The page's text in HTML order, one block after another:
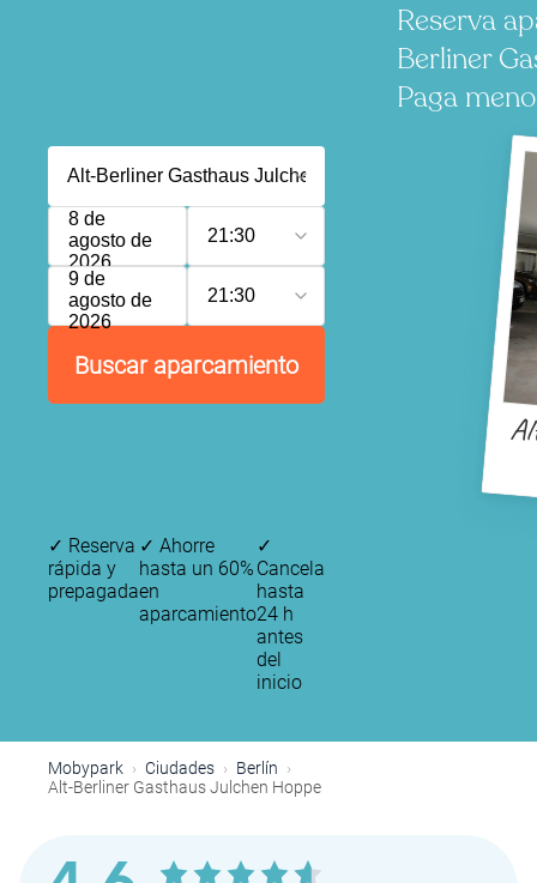
Reserva
Berliner
Paga
8 de
agosto de
2026
21:30
9 de
agosto de
2026
21:30
Buscar aparcamiento
✓ Reserva
rápida y
prepagada
✓ Ahorre
hasta un 60%
en
aparcamiento
✓
Cancela
hasta
24 h
antes
del
inicio
Mobypark Ciudades
Berlín
Alt-Berliner Gasthaus Julchen Hoppe